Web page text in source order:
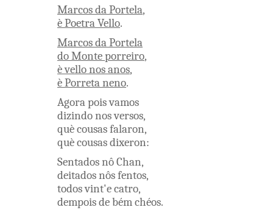
MarcosdaPortela,
èPoetraVello.
MarcosdaPortela
doMonte porreiro,
èvellonosanos,
èPorretaneno.
Agorapoisvamos
dizindonosversos,
quècousasfalaron,
quècousasdixeron:
SentadosnôChan,
deitadosnôsfentos,
todosvint'ecatro,
dempoisdebémchéos.